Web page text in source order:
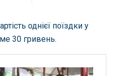
однієї поїздки у
30 гривень.